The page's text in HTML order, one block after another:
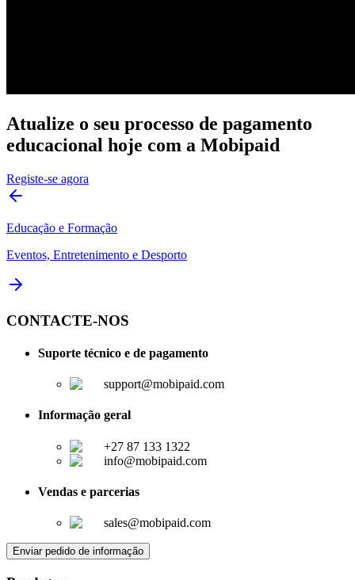
Atualize o seu processo de pagamento
educacional hoje com a Mobipaid
Registe-se agora
Educação e Formação
Eventos, Entretenimento e Desporto
CONTACTE-NOS
Suporte técnico e de pagamento
support@mobipaid.com
Informação geral
+27 87 133 1322
info@mobipaid.com
Vendas e parcerias
sales@mobipaid.com
Enviar pedido de informação